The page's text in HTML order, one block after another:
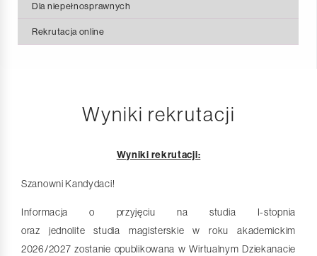
Dla niepełnosprawnych
Rekrutacja online
Wyniki rekrutacji
Wyniki rekrutacji:
Szanowni Kandydaci!
Informacja o przyjęciu na studia I-stopnia
oraz jednolite studia magisterskie w roku akademickim
2026/2027 zostanie opublikowana w Wirtualnym Dziekanacie